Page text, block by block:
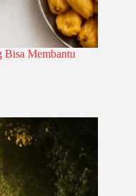
Bisa Membantu